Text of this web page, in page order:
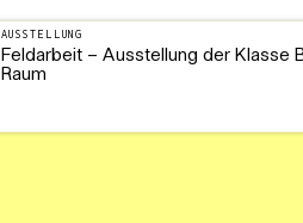
AUSSTELLUNG
Feldarbeit – Ausstellung der Klasse
Raum